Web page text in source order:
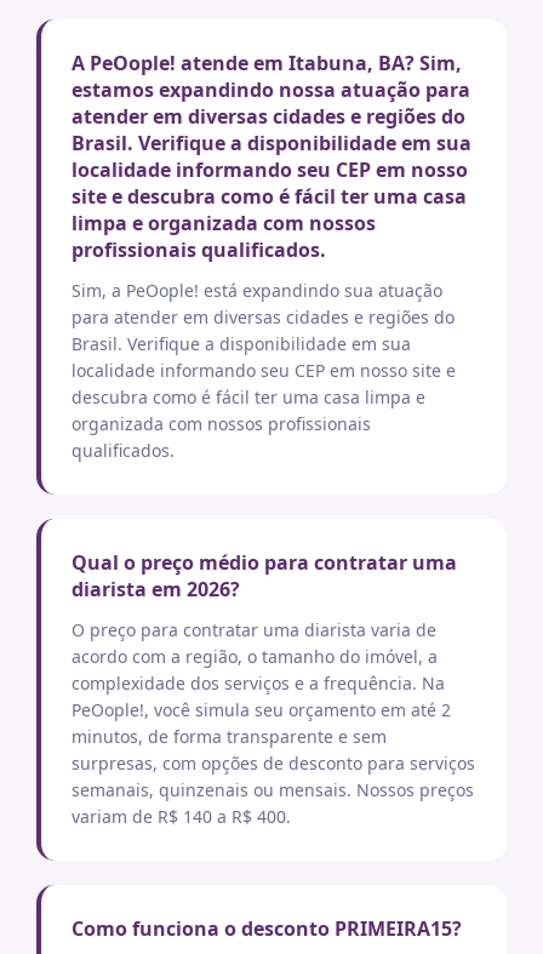
A PeOople! atende em Itabuna, BA? Sim,
estamos expandindo nossa atuação para
atender em diversas cidades e regiões do
Brasil. Verifique a disponibilidade em sua
localidade informando seu CEP em nosso
site e descubra como é fácil ter uma casa
limpa e organizada com nossos
profissionais qualificados.
Sim, a PeOople! está expandindo sua atuação
para atender em diversas cidades e regiões do
Brasil. Verifique a disponibilidade em sua
localidade informando seu CEP em nosso site e
descubra como é fácil ter uma casa limpa e
organizada com nossos profissionais
qualificados.
Qual o preço médio para contratar uma
diarista em 2026?
O preço para contratar uma diarista varia de
acordo com a região, o tamanho do imóvel, a
complexidade dos serviços e a frequência. Na
PeOople!, você simula seu orçamento em até 2
minutos, de forma transparente e sem
surpresas, com opções de desconto para serviços
semanais, quinzenais ou mensais. Nossos preços
variam de R$ 140 a R$ 400.
Como funciona o desconto PRIMEIRA15?